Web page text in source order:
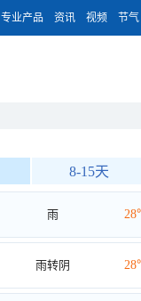
专业产品 资讯 视频 节气
8-15天
雨
雨转阴